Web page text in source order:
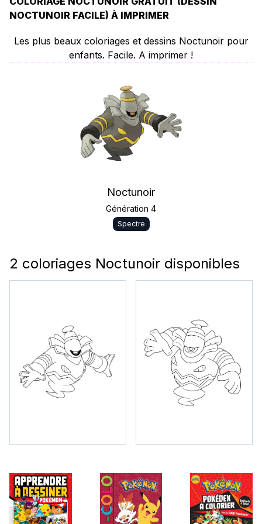
NOCTUNOIR FACILE) À IMPRIMER
Les plus beaux coloriages et dessins Noctunoir pour
enfants. Facile. A imprimer !
Noctunoir
Génération 4
Spectre
2 coloriages Noctunoir disponibles